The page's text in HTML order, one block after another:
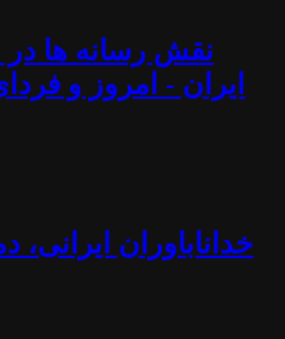
نقش رسانه ها در
ایران - امروز و
خداناباوران